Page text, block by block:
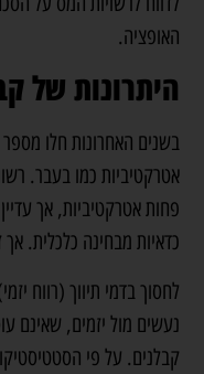
האופציה.
היתרונות של
בשנים האחרונות חלו מספר
אטרקטיביות כמו בעבר.
פחות אטרקטיביות, אך
כדאיות מבחינה כלכלית.
לחסוך בדמי תיווך (רווח
נעשים מול יזמים, שאינם